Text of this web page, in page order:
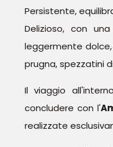
Persistente,
Delizioso, con
leggermente
prugna, spezzatini
Il viaggio
concludere con l'
realizzate